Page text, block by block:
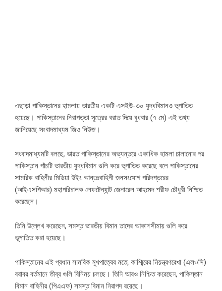
এছাড়া পাকিস্তানের হামলায় ভারতীয় একটি এসইউ-৩০ যুদ্ধবিমানও ভূপাতিত
হয়েছে। পাকিস্তানের নিরাপত্তা সূত্রের বরাত দিয়ে বুধবার (৭ মে) এই তথ্য
জানিয়েছে সংবাদমাধ্যম জিও নিউজ।
সংবাদমাধ্যমটি বলছে, ভারত পাকিস্তানের অভ্যন্তরে একাধিক হামলা চালানোর পর
পাকিস্তান পাঁচটি ভারতীয় যুদ্ধবিমান গুলি করে ভূপাতিত করেছে বলে পাকিস্তানের
সামরিক বাহিনীর মিডিয়া উইং আন্তঃবাহিনী জনসংযোগ পরিদপ্তরের
(আইএসপিআর) মহাপরিচালক লেফটেন্যান্ট জেনারেল আহমেদ শরীফ চৌধুরী নিশ্চিত
করেছেন।
তিনি উল্লেখ করেছেন, সমস্ত ভারতীয় বিমান তাদের আকাশসীমায় গুলি করে
ভূপাতিত করা হয়েছে।
পাকিস্তানের এই প্রধান সামরিক মুখপাত্রের মতে, কাশ্মিরের নিয়ন্ত্রণরেখা (এলওসি)
বরাবর বর্তমানে তীব্র গুলি বিনিময় চলছে। তিনি আরও নিশ্চিত করেছেন, পাকিস্তান
বিমান বাহিনীর (পিএএফ) সমস্ত বিমান নিরাপদ রয়েছে।